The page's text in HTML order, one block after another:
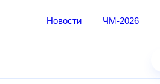
Новости ЧМ-2026